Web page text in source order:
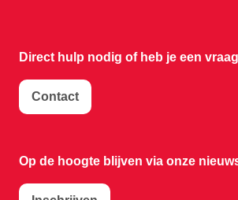
Direct hulp nodig ofheb je een
Contact
Op de hoogte blijven via onze